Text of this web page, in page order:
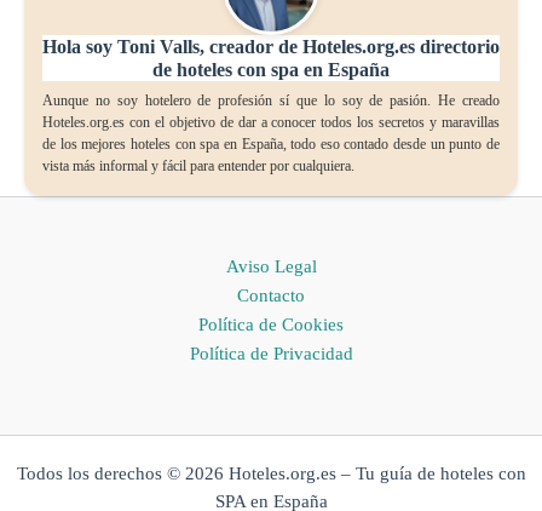
Hola soy Toni Valls, creador de Hoteles.org.es directorio
de hoteles con spa en España
Aunque no soy hotelero de profesión sí que lo soy de pasión. He creado
Hoteles.org.es con el objetivo de dar a conocer todos los secretos y maravillas
de los mejores hoteles con spa en España, todo eso contado desde un punto de
vista más informal y fácil para entender por cualquiera.
Aviso Legal
Contacto
Política de Cookies
Política de Privacidad
Todos los derechos © 2026 Hoteles.org.es – Tu guía de hoteles con
SPA en España